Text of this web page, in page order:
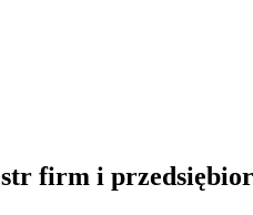
firm i